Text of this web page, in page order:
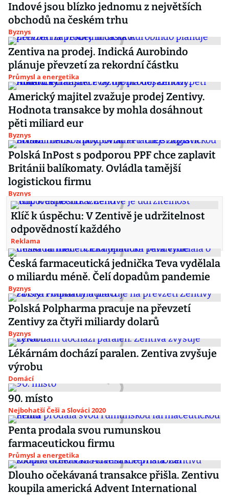
Indové jsou blízko jednomu z největších
obchodů na českém trhu
Byznys
Zentiva na prodej. Indická Aurobindo
plánuje převzetí za rekordní částku
Průmysl a energetika
Americký majitel zvažuje prodej Zentivy.
Hodnota transakce by mohla dosáhnout
pěti miliard eur
Byznys
Polská InPost s podporou PPF chce zaplavit
Británii balíkomaty. Ovládla tamější
logistickou firmu
Byznys
Klíč k úspěchu: V Zentivě je udržitelnost
odpovědností každého
Reklama
Česká farmaceutická jednička Teva vydělala
o miliardu méně. Čelí dopadům pandemie
Byznys
Polská Polpharma pracuje na převzetí
Zentivy za čtyři miliardy dolarů
Byznys
Lékárnám dochází paralen. Zentiva zvyšuje
výrobu
Domácí
90. místo
Nejbohatší Češi a Slováci 2020
Penta prodala svou rumunskou
farmaceutickou firmu
Průmysl a energetika
Dlouho očekávaná transakce přišla. Zentivu
koupila americká Advent International